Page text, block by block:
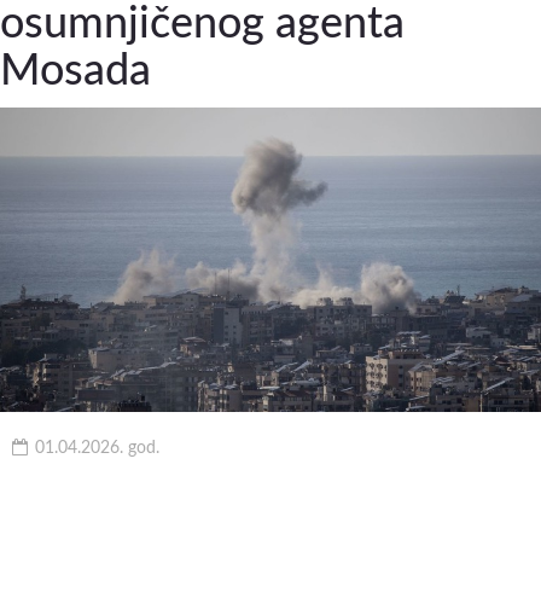
osumnjičenog agenta
Mosada
01.04.2026. god.